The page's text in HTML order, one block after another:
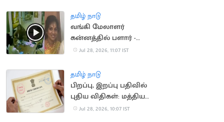
தமிழ் நாடு
வங்கி மேலாளர்
கன்னத்தில் பளார் -
அழகிரி மகளிடம்
Jul 28, 2026, 11:07 IST
தமிழ் நாடு
பிறப்பு, இறப்பு பதிவில்
புதிய விதிகள்: மத்திய
அரசு சட்டம் திருத்தம்
Jul 28, 2026, 10:07 IST